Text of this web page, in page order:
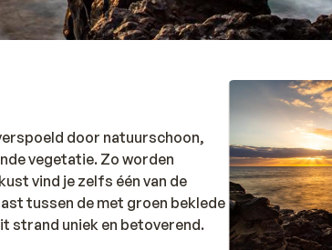
door natuurschoon,
vegetatie. Zo worden
vind je zelfs één van de
tussen de met groen beklede
strand uniek en betoverend.